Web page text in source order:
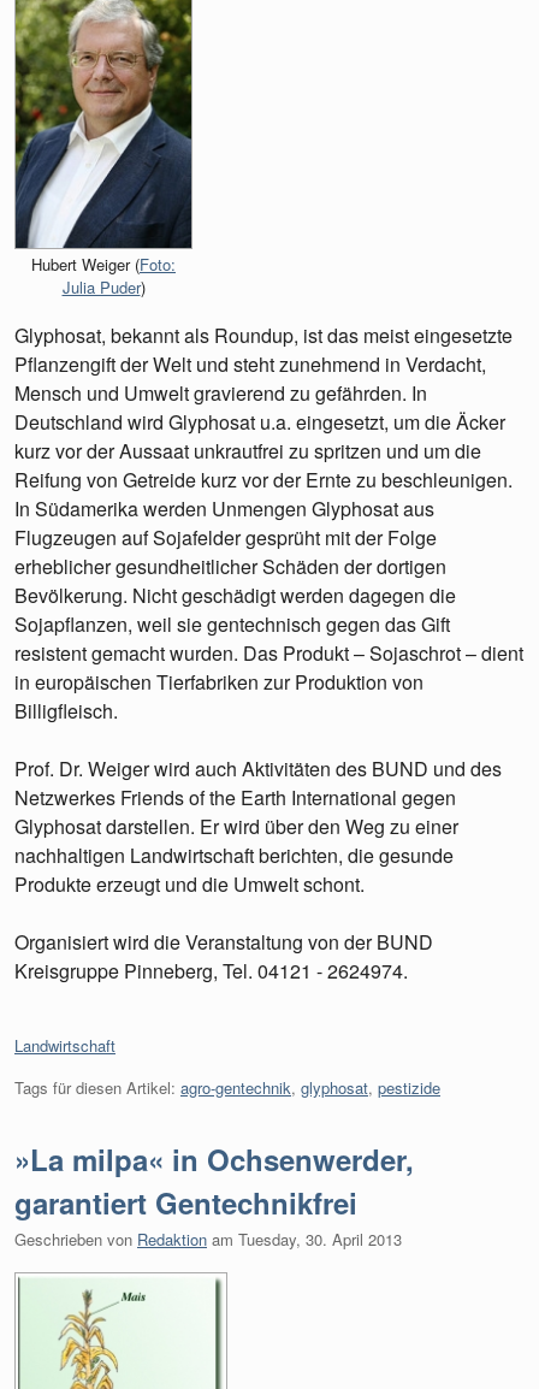
Hubert Weiger (Foto:
Julia Puder)
Glyphosat, bekannt als Roundup, ist das meist eingesetzte
Pflanzengift der Welt und steht zunehmend in Verdacht,
Mensch und Umwelt gravierend zu gefährden. In
Deutschland wird Glyphosat u.a. eingesetzt, um die Äcker
kurz vor der Aussaat unkrautfrei zu spritzen und um die
Reifung von Getreide kurz vor der Ernte zu beschleunigen.
In Südamerika werden Unmengen Glyphosat aus
Flugzeugen auf Sojafelder gesprüht mit der Folge
erheblicher gesundheitlicher Schäden der dortigen
Bevölkerung. Nicht geschädigt werden dagegen die
Sojapflanzen, weil sie gentechnisch gegen das Gift
resistent gemacht wurden. Das Produkt – Sojaschrot – dient
in europäischen Tierfabriken zur Produktion von
Billigfleisch.
Prof. Dr. Weiger wird auch Aktivitäten des BUND und des
Netzwerkes Friends of the Earth International gegen
Glyphosat darstellen. Er wird über den Weg zu einer
nachhaltigen Landwirtschaft berichten, die gesunde
Produkte erzeugt und die Umwelt schont.
Organisiert wird die Veranstaltung von der BUND
Kreisgruppe Pinneberg, Tel. 04121 - 2624974.
Kategorien:
Landwirtschaft
Tags für diesen Artikel: agro-gentechnik, glyphosat, pestizide
»La milpa« in Ochsenwerder,
garantiert Gentechnikfrei
Geschrieben von Redaktion am Tuesday, 30. April 2013